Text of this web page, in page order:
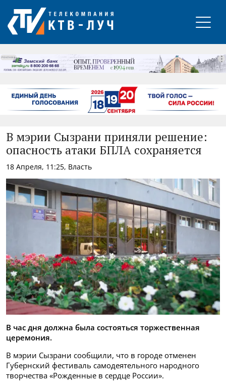
РЕКЛАМА
В мэрии Сызрани приняли решение:
опасность атаки БПЛА сохраняется
18 Апреля, 11:25, Власть
В час дня должна была состояться торжественная
церемония.
В мэрии Сызрани сообщили, что в городе отменен
Губернский фестиваль самодеятельного народного
творчества «Рожденные в сердце России».